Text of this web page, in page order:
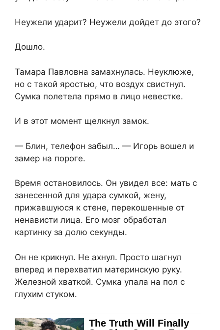
Неужели ударит? Неужели дойдет до этого?
Дошло.
Тамара Павловна замахнулась. Неуклюже,
но с такой яростью, что воздух свистнул.
Сумка полетела прямо в лицо невестке.
И в этот момент щелкнул замок.
— Блин, телефон забыл… — Игорь вошел и
замер на пороге.
Время остановилось. Он увидел все: мать с
занесенной для удара сумкой, жену,
прижавшуюся к стене, перекошенные от
ненависти лица. Его мозг обработал
картинку за долю секунды.
Он не крикнул. Не ахнул. Просто шагнул
вперед и перехватил материнскую руку.
Железной хваткой. Сумка упала на пол с
глухим стуком.